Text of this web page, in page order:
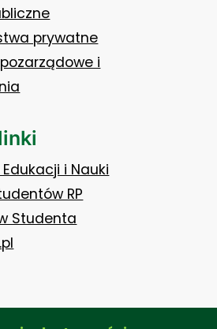
prywatne
i
i Nauki
RP
Studenta